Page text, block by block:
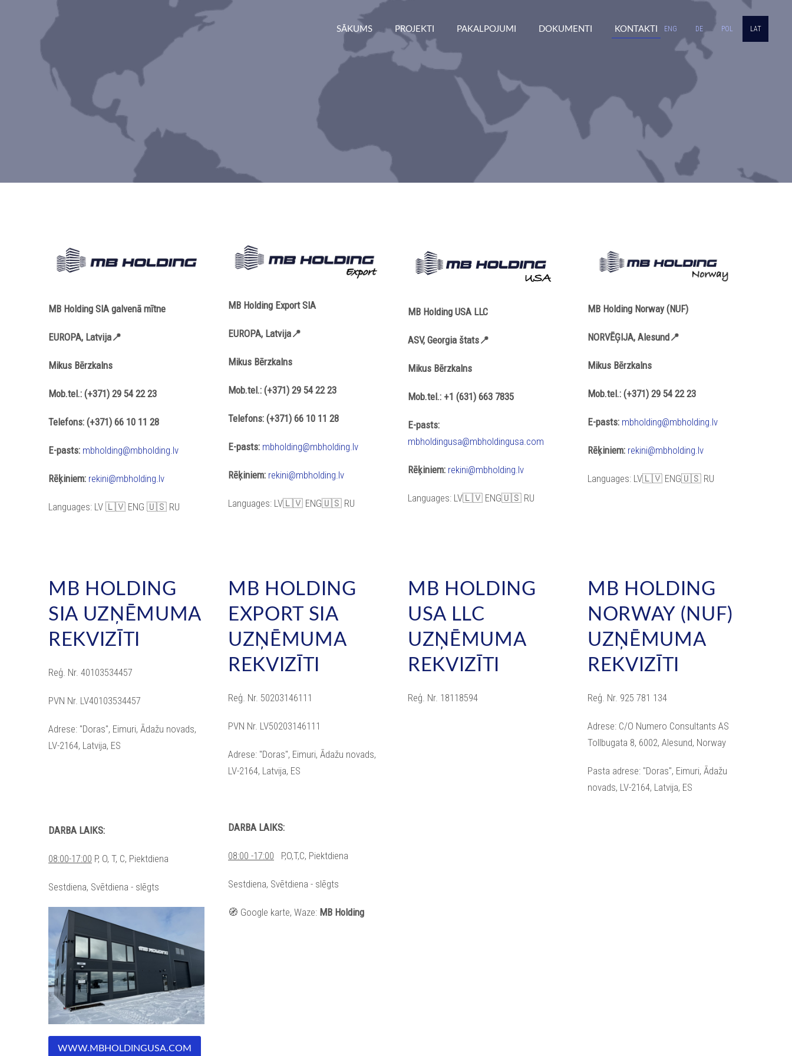
SĀKUMS PROJEKTI PAKALPOJUMI DOKUMENTI KONTAKTI ENG DE POL LAT
MB Holding SIA galvenā mītne
EUROPA, Latvija📍
Mikus Bērzkalns
Mob.tel.: (+371) 29 54 22 23
Telefons: (+371) 66 10 11 28
E-pasts: mbholding@mbholding.lv
Rēķiniem: rekini@mbholding.lv
Languages: LV 🇱🇻 ENG 🇺🇸 RU
MB Holding Export SIA
EUROPA, Latvija📍
Mikus Bērzkalns
Mob.tel.: (+371) 29 54 22 23
Telefons: (+371) 66 10 11 28
E-pasts: mbholding@mbholding.lv
Rēķiniem: rekini@mbholding.lv
Languages: LV🇱🇻 ENG🇺🇸 RU
MB Holding USA LLC
ASV, Georgia štats📍
Mikus Bērzkalns
Mob.tel.: +1 (631) 663 7835
E-pasts:
mbholdingusa@mbholdingusa.com
Rēķiniem: rekini@mbholding.lv
Languages: LV🇱🇻 ENG🇺🇸 RU
MB Holding Norway (NUF)
NORVĒĢIJA, Alesund📍
Mikus Bērzkalns
Mob.tel.: (+371) 29 54 22 23
E-pasts: mbholding@mbholding.lv
Rēķiniem: rekini@mbholding.lv
Languages: LV🇱🇻 ENG🇺🇸 RU
MB HOLDING
SIA UZŅĒMUMA
REKVIZĪTI
Reģ. Nr. 40103534457
PVN Nr. LV40103534457
Adrese: "Doras", Eimuri, Ādažu novads,
LV-2164, Latvija, ES
DARBA LAIKS:
08:00-17:00 P, O, T, C, Piektdiena
Sestdiena, Svētdiena - slēgts
WWW.MBHOLDINGUSA.COM
MB HOLDING
EXPORT SIA
UZŅĒMUMA
REKVIZĪTI
Reģ. Nr. 50203146111
PVN Nr. LV50203146111
Adrese: "Doras", Eimuri, Ādažu novads,
LV-2164, Latvija, ES
DARBA LAIKS:
08:00 -17:00 P,O,T,C, Piektdiena
Sestdiena, Svētdiena - slēgts
🧭 Google karte, Waze: MB Holding
MB HOLDING
USA LLC
UZŅĒMUMA
REKVIZĪTI
Reģ. Nr. 18118594
MB HOLDING
NORWAY (NUF)
UZŅĒMUMA
REKVIZĪTI
Reģ. Nr. 925 781 134
Adrese: C/O Numero Consultants AS
Tollbugata 8, 6002, Alesund, Norway
Pasta adrese: "Doras", Eimuri, Ādažu
novads, LV-2164, Latvija, ES